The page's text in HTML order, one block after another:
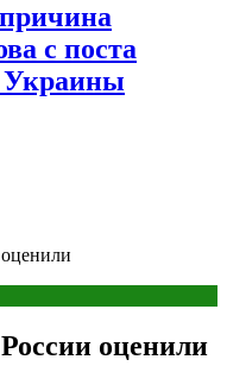
с поста
Украины
оценили